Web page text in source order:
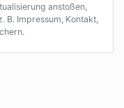
anstoßen,
B. Impressum, Kontakt,